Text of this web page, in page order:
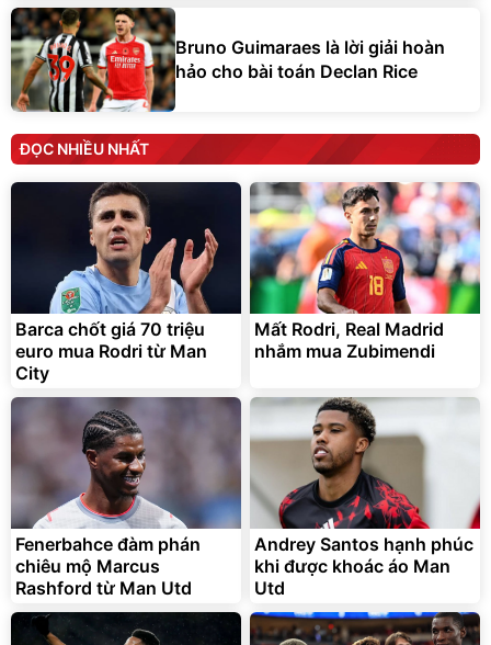
Bruno Guimaraes là lời giải hoàn
hảo cho bài toán Declan Rice
ĐỌC NHIỀU NHẤT
Barca chốt giá 70 triệu
euro mua Rodri từ Man
City
Mất Rodri, Real Madrid
nhắm mua Zubimendi
Fenerbahce đàm phán
chiêu mộ Marcus
Rashford từ Man Utd
Andrey Santos hạnh phúc
khi được khoác áo Man
Utd